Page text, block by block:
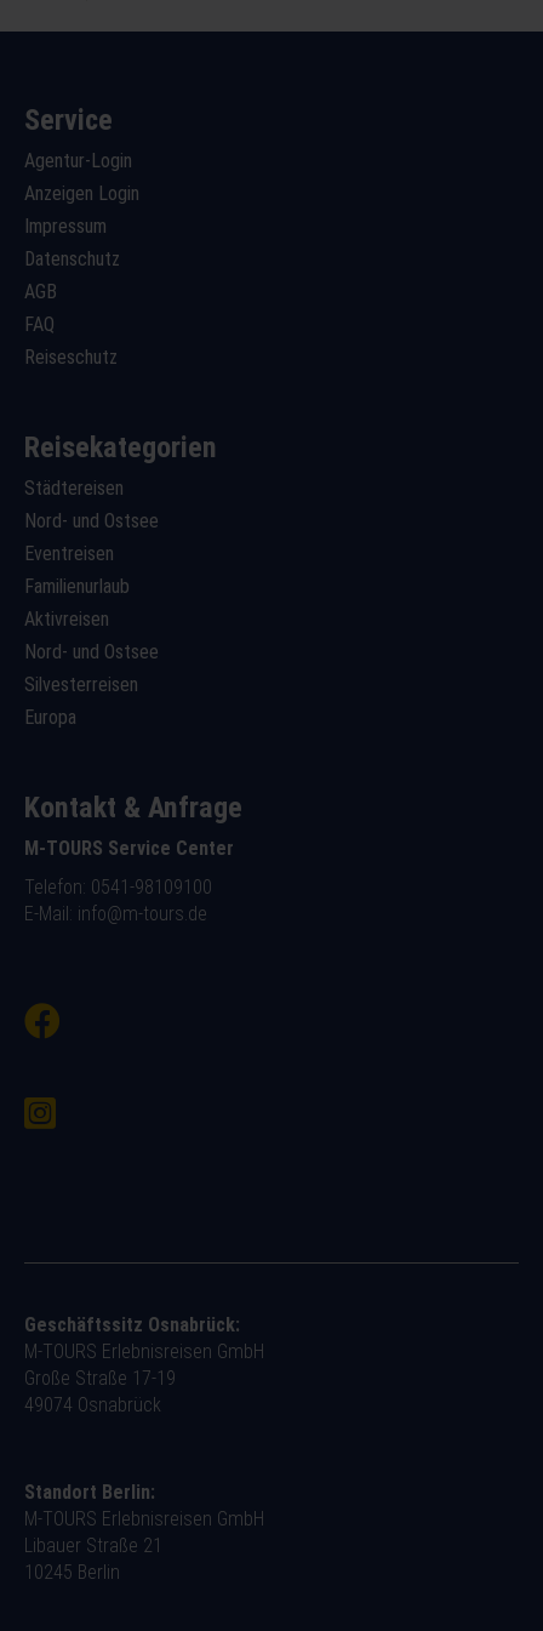
Service
Agentur-Login
Anzeigen Login
Impressum
Datenschutz
AGB
FAQ
Reiseschutz
Reisekategorien
Städtereisen
Nord- und Ostsee
Eventreisen
Familienurlaub
Aktivreisen
Nord- und Ostsee
Silvesterreisen
Europa
Kontakt & Anfrage
M-TOURS Service Center
Telefon: 0541-98109100
E-Mail: info@m-tours.de
Geschäftssitz Osnabrück:
M-TOURS Erlebnisreisen GmbH
Große Straße 17-19
49074 Osnabrück
Standort Berlin:
M-TOURS Erlebnisreisen GmbH
Libauer Straße 21
10245 Berlin